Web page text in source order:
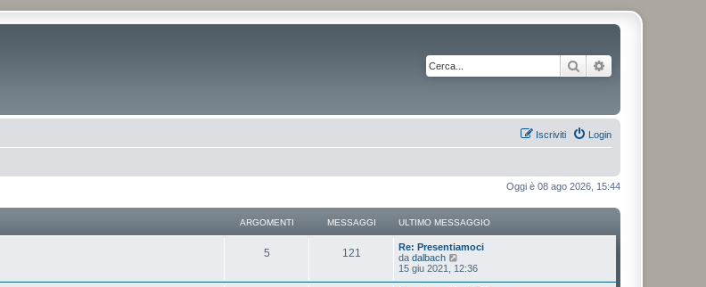
Cerca
Login
Iscriviti
Oggi è 08 ago 2026, 15:44
ARGOMENTI MESSAGGI ULTIMO MESSAGGIO
5 121
Re: Presentiamoci
da dalbach
e
15 giu 2021, 12:36